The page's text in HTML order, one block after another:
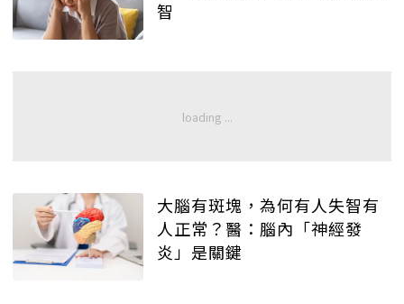
智
大腦有斑塊，為何有人失智有
人正常？醫：腦內「神經發
炎」是關鍵